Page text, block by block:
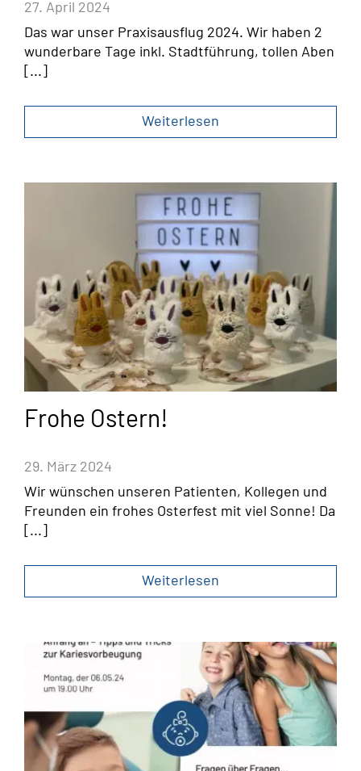
27. April 2024
Das war unser Praxisausflug 2024. Wir haben 2
wunderbare Tage inkl. Stadtführung, tollen Aben
[...]
Weiterlesen
Frohe Ostern!
29. März 2024
Wir wünschen unseren Patienten, Kollegen und
Freunden ein frohes Osterfest mit viel Sonne! Da
[...]
Weiterlesen